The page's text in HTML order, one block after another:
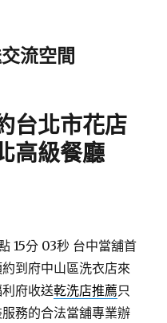
流空間
台北市花店
高級餐廳
15分 03秒 台中當舖首
到府中山區洗衣店來
府收送乾洗店推薦只
務的合法當舖專業辦